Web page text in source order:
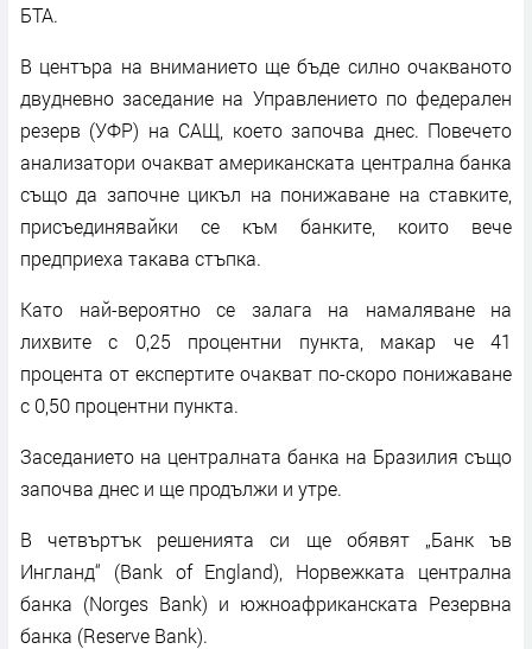
БТА.
В центъра на вниманието ще бъде силно очакваното
двудневно заседание на Управлението по федерален
резерв (УФР) на САЩ, което започва днес. Повечето
анализатори очакват американската централна банка
също да започне цикъл на понижаване на ставките,
присъединявайки се към банките, които вече
предприеха такава стъпка.
Като най-вероятно се залага на намаляване на
лихвите с 0,25 процентни пункта, макар че 41
процента от експертите очакват по-скоро понижаване
с 0,50 процентни пункта.
Заседанието на централната банка на Бразилия също
започва днес и ще продължи и утре.
В четвъртък решенията си ще обявят „Банк ъв
Ингланд“ (Bank of England), Норвежката централна
банка (Norges Bank) и южноафриканската Резервна
банка (Reserve Bank).